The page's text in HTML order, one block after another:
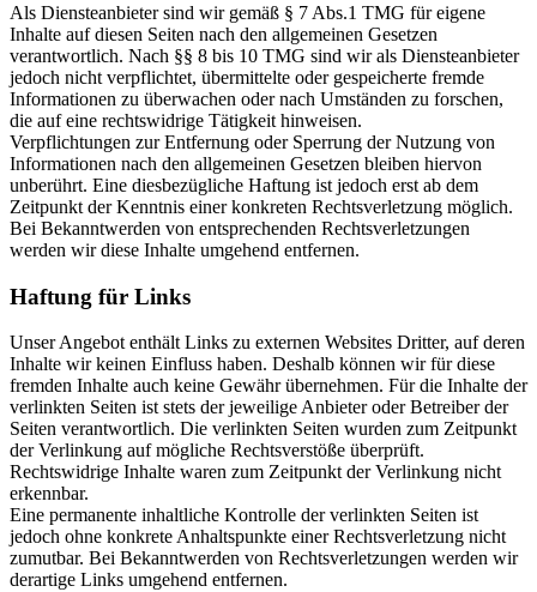
Als Diensteanbieter sind wir gemäß § 7 Abs.1 TMG für eigene
Inhalte auf diesen Seiten nach den allgemeinen Gesetzen
verantwortlich. Nach §§ 8 bis 10 TMG sind wir als Diensteanbieter
jedoch nicht verpflichtet, übermittelte oder gespeicherte fremde
Informationen zu überwachen oder nach Umständen zu forschen,
die auf eine rechtswidrige Tätigkeit hinweisen.
Verpflichtungen zur Entfernung oder Sperrung der Nutzung von
Informationen nach den allgemeinen Gesetzen bleiben hiervon
unberührt. Eine diesbezügliche Haftung ist jedoch erst ab dem
Zeitpunkt der Kenntnis einer konkreten Rechtsverletzung möglich.
Bei Bekanntwerden von entsprechenden Rechtsverletzungen
werden wir diese Inhalte umgehend entfernen.
Haftung für Links
Unser Angebot enthält Links zu externen Websites Dritter, auf deren
Inhalte wir keinen Einfluss haben. Deshalb können wir für diese
fremden Inhalte auch keine Gewähr übernehmen. Für die Inhalte der
verlinkten Seiten ist stets der jeweilige Anbieter oder Betreiber der
Seiten verantwortlich. Die verlinkten Seiten wurden zum Zeitpunkt
der Verlinkung auf mögliche Rechtsverstöße überprüft.
Rechtswidrige Inhalte waren zum Zeitpunkt der Verlinkung nicht
erkennbar.
Eine permanente inhaltliche Kontrolle der verlinkten Seiten ist
jedoch ohne konkrete Anhaltspunkte einer Rechtsverletzung nicht
zumutbar. Bei Bekanntwerden von Rechtsverletzungen werden wir
derartige Links umgehend entfernen.